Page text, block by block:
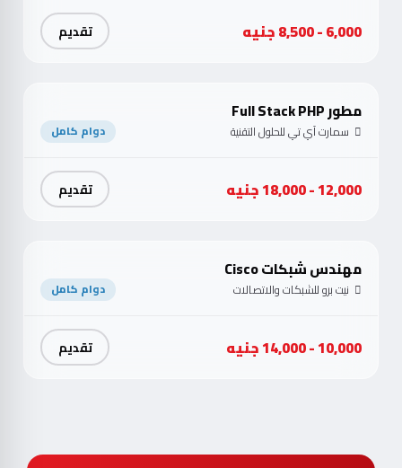
6,000 - 8,500 جنيه تقديم
مطور Full Stack PHP
سمارت آي تي للحلول التقنية دوام كامل
12,000 - 18,000 جنيه تقديم
مهندس شبكات Cisco
نيت برو للشبكات والاتصالات دوام كامل
10,000 - 14,000 جنيه تقديم